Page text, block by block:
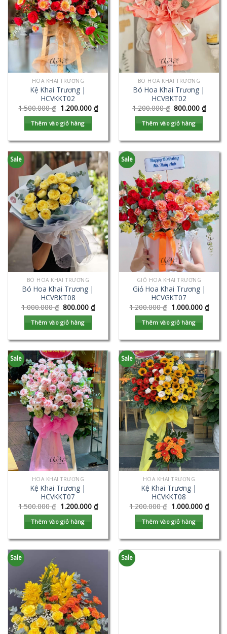
HOA KHAI TRƯƠNG
Kệ Khai Trương |
HCVKKT02
1.500.000₫ 1.200.000 ₫
Thêm vào giỏ hàng
BÓ HOA KHAI TRƯƠNG
Bó Hoa Khai Trương |
HCVBKT02
1.200.000₫ 800.000₫
Thêm vào giỏ hàng
Sale
BÓ HOA KHAI TRƯƠNG
Bó Hoa Khai Trương |
HCVBKT08
1.000.000₫ 800.000₫
Thêm vào giỏ hàng
Sale
GIỎ HOA KHAI TRƯƠNG
Giỏ Hoa Khai Trương |
HCVGKT07
1.200.000₫ 1.000.000 ₫
Thêm vào giỏ hàng
Sale
HOA KHAI TRƯƠNG
Kệ Khai Trương |
HCVKKT07
1.500.000₫ 1.200.000 ₫
Thêm vào giỏ hàng
Sale
HOA KHAI TRƯƠNG
Kệ Khai Trương |
HCVKKT08
1.200.000₫ 1.000.000 ₫
Thêm vào giỏ hàng
Sale Sale